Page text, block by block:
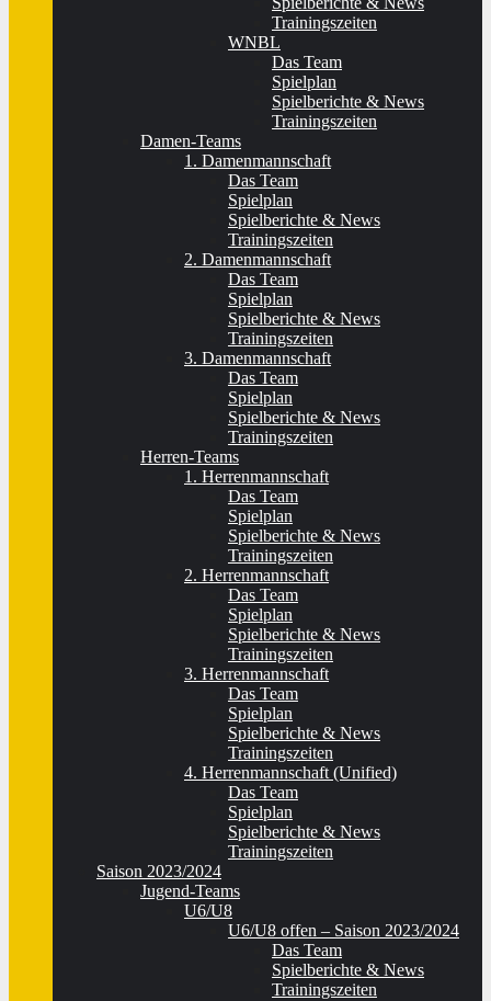
Trainingszeiten
WNBL
Das Team
Spielplan
Spielberichte & News
Trainingszeiten
Damen-Teams
1. Damenmannschaft
Das Team
Spielplan
Spielberichte & News
Trainingszeiten
2. Damenmannschaft
Das Team
Spielplan
Spielberichte & News
Trainingszeiten
3. Damenmannschaft
Das Team
Spielplan
Spielberichte & News
Trainingszeiten
Herren-Teams
1. Herrenmannschaft
Das Team
Spielplan
Spielberichte & News
Trainingszeiten
2. Herrenmannschaft
Das Team
Spielplan
Spielberichte & News
Trainingszeiten
3. Herrenmannschaft
Das Team
Spielplan
Spielberichte & News
Trainingszeiten
4. Herrenmannschaft (Unified)
Das Team
Spielplan
Spielberichte & News
Trainingszeiten
Saison 2023/2024
Jugend-Teams
U6/U8
U6/U8 offen – Saison 2023/2024
Das Team
Spielberichte & News
Trainingszeiten